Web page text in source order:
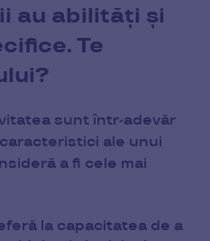
au abilități și
Te
sunt într-adevăr
ale unui
a fi cele mai
la capacitatea de a